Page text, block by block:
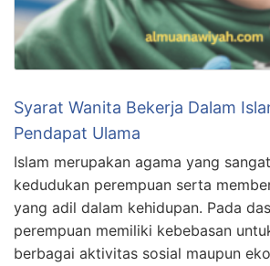
Syarat Wanita Bekerja Dalam
Pendapat Ulama
Islam merupakan agama yang
kedudukan perempuan serta
yang adil dalam kehidupan. Pada
perempuan memiliki kebebasan
berbagai aktivitas sosial maupun